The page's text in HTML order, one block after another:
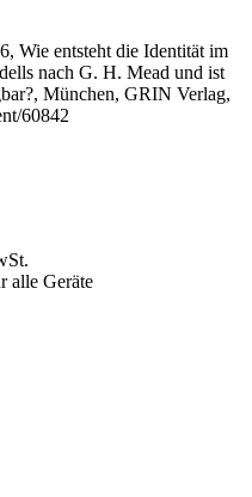
Wie entsteht die Identität im
nach G. H. Mead und ist
München, GRIN Verlag,
60842
alle Geräte